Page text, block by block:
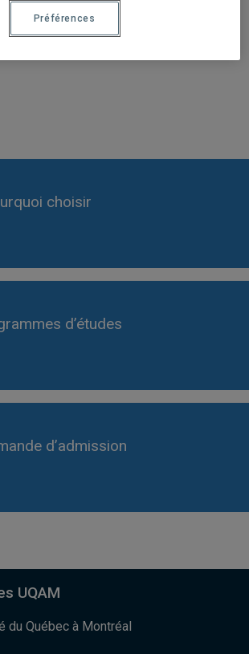
choisir
d’études
d’admission
du Québec à Montréal
UQAM
Préférences